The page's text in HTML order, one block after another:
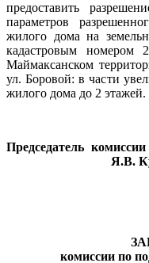
предоставить
параметров
жилого дома на
кадастровым номером
Маймаксанском
ул. Боровой: в части
жилого дома до 2 этажей.
Председатель комиссии
Я.В.
комиссии по